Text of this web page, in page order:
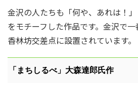
金沢の人たちも「何や、あれは！
をモチーフした作品です。金沢で
香林坊交差点に設置されています。
「まちしるべ」大森達郎氏作